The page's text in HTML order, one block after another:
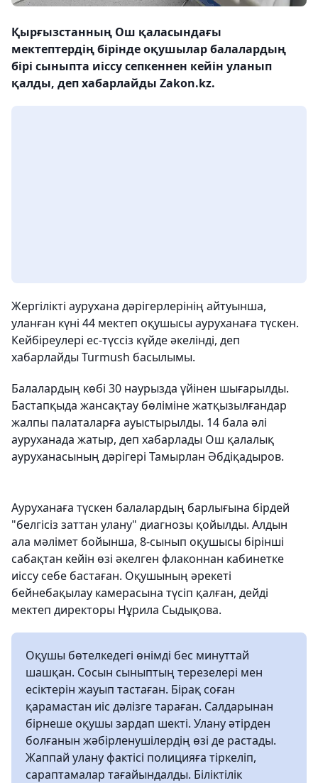
Қырғызстанның Ош қаласындағы
мектептердің бірінде оқушылар балалардың
бірі сыныпта иіссу сепкеннен кейін уланып
қалды, деп хабарлайды Zakon.kz.
Жергілікті аурухана дәрігерлерінің айтуынша,
уланған күні 44 мектеп оқушысы ауруханаға түскен.
Кейбіреулері ес-түссіз күйде әкелінді, деп
хабарлайды Turmush басылымы.
Балалардың көбі 30 наурызда үйінен шығарылды.
Бастапқыда жансақтау бөліміне жатқызылғандар
жалпы палаталарға ауыстырылды. 14 бала әлі
ауруханада жатыр, деп хабарлады Ош қалалық
ауруханасының дәрігері Тамырлан Әбдіқадыров.
Ауруханаға түскен балалардың барлығына бірдей
"белгісіз заттан улану" диагнозы қойылды. Алдын
ала мәлімет бойынша, 8-сынып оқушысы бірінші
сабақтан кейін өзі әкелген флаконнан кабинетке
иіссу себе бастаған. Оқушының әрекеті
бейнебақылау камерасына түсіп қалған, дейді
мектеп директоры Нұрила Сыдықова.
Оқушы бөтелкедегі өнімді бес минуттай
шашқан. Сосын сыныптың терезелері мен
есіктерін жауып тастаған. Бірақ соған
қарамастан иіс дәлізге тараған. Салдарынан
бірнеше оқушы зардап шекті. Улану әтірден
болғанын жәбірленушілердің өзі де растады.
Жаппай улану фактісі полицияға тіркеліп,
сараптамалар тағайындалды. Біліктілік